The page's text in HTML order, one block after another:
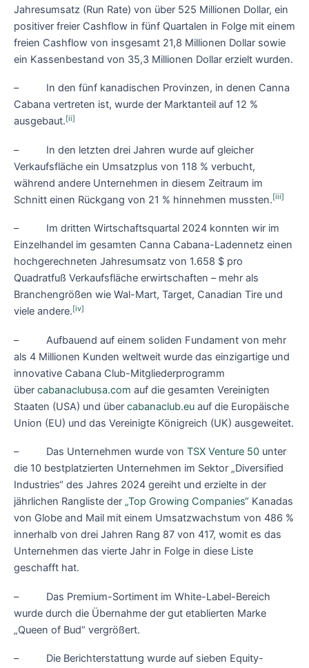
Jahresumsatz (Run Rate) von über 525 Millionen Dollar, ein
positiver freier Cashflow in fünf Quartalen in Folge mit einem
freien Cashflow von insgesamt 21,8 Millionen Dollar sowie
ein Kassenbestand von 35,3 Millionen Dollar erzielt wurden.
– In den fünf kanadischen Provinzen, in denen Canna
Cabana vertreten ist, wurde der Marktanteil auf 12 %
ausgebaut.[ii]
– In den letzten drei Jahren wurde auf gleicher
Verkaufsfläche ein Umsatzplus von 118 % verbucht,
während andere Unternehmen in diesem Zeitraum im
Schnitt einen Rückgang von 21 % hinnehmen mussten.[iii]
– Im dritten Wirtschaftsquartal 2024 konnten wir im
Einzelhandel im gesamten Canna Cabana-Ladennetz einen
hochgerechneten Jahresumsatz von 1.658 $ pro
Quadratfuß Verkaufsfläche erwirtschaften – mehr als
Branchengrößen wie Wal-Mart, Target, Canadian Tire und
viele andere.[iv]
– Aufbauend auf einem soliden Fundament von mehr
als 4 Millionen Kunden weltweit wurde das einzigartige und
innovative Cabana Club-Mitgliederprogramm
über cabanaclubusa.com auf die gesamten Vereinigten
Staaten (USA) und über cabanaclub.eu auf die Europäische
Union (EU) und das Vereinigte Königreich (UK) ausgeweitet.
– Das Unternehmen wurde von TSX Venture 50 unter
die 10 bestplatzierten Unternehmen im Sektor „Diversified
Industries“ des Jahres 2024 gereiht und erzielte in der
jährlichen Rangliste der „Top Growing Companies“ Kanadas
von Globe and Mail mit einem Umsatzwachstum von 486 %
innerhalb von drei Jahren Rang 87 von 417, womit es das
Unternehmen das vierte Jahr in Folge in diese Liste
geschafft hat.
– Das Premium-Sortiment im White-Label-Bereich
wurde durch die Übernahme der gut etablierten Marke
„Queen of Bud“ vergrößert.
– Die Berichterstattung wurde auf sieben Equity-